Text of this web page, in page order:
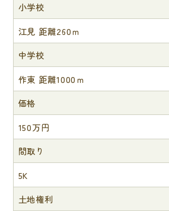
小学校
江見 距離260ｍ
中学校
作東 距離1000ｍ
価格
150万円
間取り
5K
土地権利